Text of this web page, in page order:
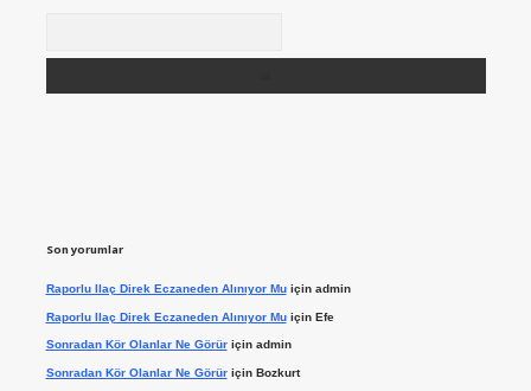
Son yorumlar
Raporlu Ilaç Direk Eczaneden Alınıyor Muiçin admin
Raporlu Ilaç Direk Eczaneden Alınıyor Muiçin Efe
Sonradan Kör Olanlar Ne Görüriçin admin
Sonradan Kör Olanlar Ne Görüriçin Bozkurt